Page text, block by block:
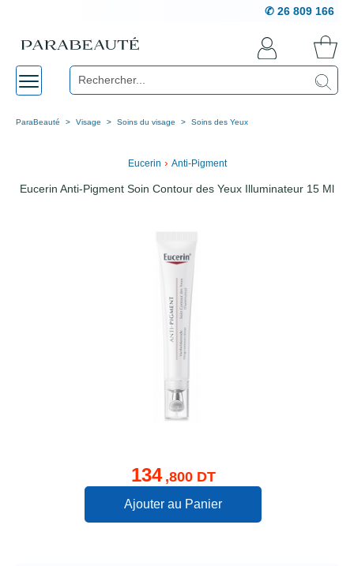
✆ 26 809 166
ParaBeauté Visage Soins du visage Soins des Yeux
Eucerin › Anti-Pigment
Eucerin Anti-Pigment Soin Contour des Yeux Illuminateur 15 Ml
134 ,800 DT
Ajouter au Panier